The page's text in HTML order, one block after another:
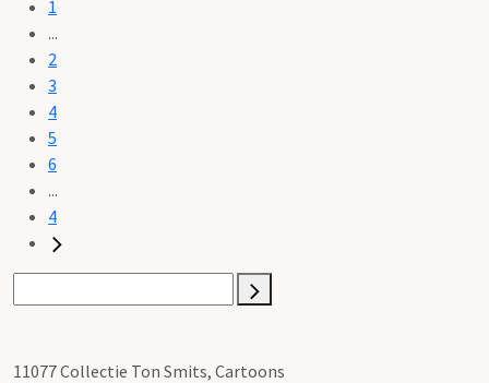
1
...
2
3
4
5
6
...
4
11077 Collectie Ton Smits, Cartoons